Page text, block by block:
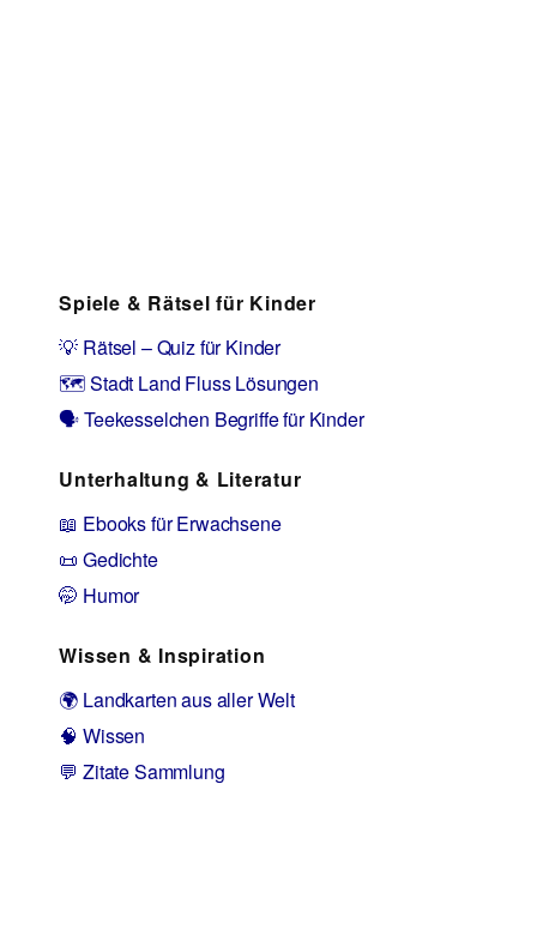
Spiele & Rätsel für Kinder
💡 Rätsel – Quiz für Kinder
🗺️ Stadt Land Fluss Lösungen
🗣️ Teekesselchen Begriffe für Kinder
Unterhaltung & Literatur
📖 Ebooks für Erwachsene
📜 Gedichte
🤭 Humor
Wissen & Inspiration
🌍 Landkarten aus aller Welt
🧠 Wissen
💬 Zitate Sammlung